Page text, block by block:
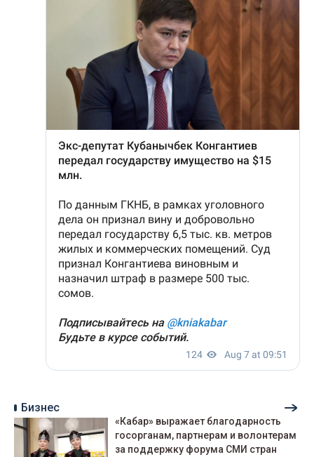
Бизнес
«Кабар» выражает благодарность
госорганам, партнерам и волонтерам
за поддержку форума СМИ стран